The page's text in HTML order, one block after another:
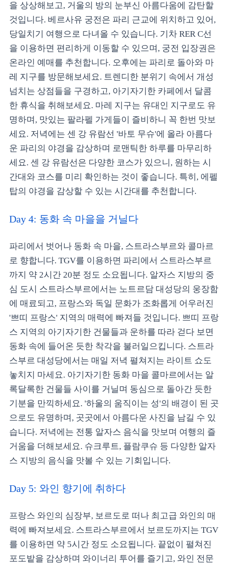
을 상상해보고, 거울의 방의 눈부신 아름다움에 감탄할
것입니다. 베르사유 궁전은 파리 근교에 위치하고 있어,
당일치기 여행으로 다녀올 수 있습니다. 기차 RER C선
을 이용하면 편리하게 이동할 수 있으며, 궁전 입장권은
온라인 예매를 추천합니다. 오후에는 파리로 돌아와 마
레 지구를 방문해보세요. 트렌디한 분위기 속에서 개성
넘치는 상점들을 구경하고, 아기자기한 카페에서 달콤
한 휴식을 취해보세요. 마레 지구는 유대인 지구로도 유
명하며, 맛있는 팔라펠 가게들이 즐비하니 꼭 한번 맛보
세요. 저녁에는 센 강 유람선 '바토 무슈'에 올라 아름다
운 파리의 야경을 감상하며 로맨틱한 하루를 마무리하
세요. 센 강 유람선은 다양한 코스가 있으니, 원하는 시
간대와 코스를 미리 확인하는 것이 좋습니다. 특히, 에펠
탑의 야경을 감상할 수 있는 시간대를 추천합니다.
Day 4: 동화 속 마을을 거닐다
파리에서 벗어나 동화 속 마을, 스트라스부르와 콜마르
로 향합니다. TGV를 이용하면 파리에서 스트라스부르
까지 약 2시간 20분 정도 소요됩니다. 알자스 지방의 중
심 도시 스트라스부르에서는 노트르담 대성당의 웅장함
에 매료되고, 프랑스와 독일 문화가 조화롭게 어우러진
'쁘띠 프랑스' 지역의 매력에 빠져들 것입니다. 쁘띠 프랑
스 지역의 아기자기한 건물들과 운하를 따라 걷다 보면
동화 속에 들어온 듯한 착각을 불러일으킵니다. 스트라
스부르 대성당에서는 매일 저녁 펼쳐지는 라이트 쇼도
놓치지 마세요. 아기자기한 동화 마을 콜마르에서는 알
록달록한 건물들 사이를 거닐며 동심으로 돌아간 듯한
기분을 만끽하세요. '하울의 움직이는 성'의 배경이 된 곳
으로도 유명하며, 곳곳에서 아름다운 사진을 남길 수 있
습니다. 저녁에는 전통 알자스 음식을 맛보며 여행의 즐
거움을 더해보세요. 슈크루트, 플람쿠슈 등 다양한 알자
스 지방의 음식을 맛볼 수 있는 기회입니다.
Day 5: 와인 향기에 취하다
프랑스 와인의 심장부, 보르도로 떠나 최고급 와인의 매
력에 빠져보세요. 스트라스부르에서 보르도까지는 TGV
를 이용하면 약 5시간 정도 소요됩니다. 끝없이 펼쳐진
포도밭을 감상하며 와이너리 투어를 즐기고, 와인 전문